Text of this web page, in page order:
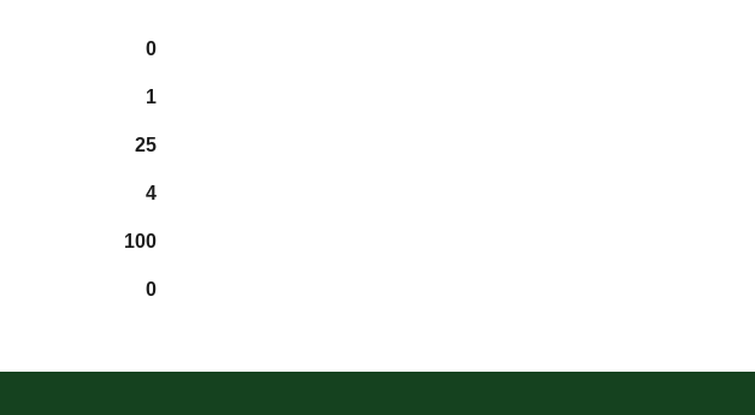
0
1
25
4
100
0